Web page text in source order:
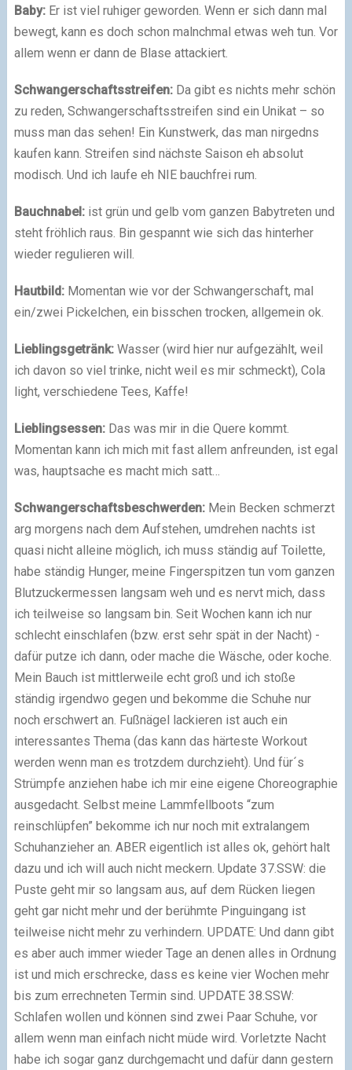
Baby:Er ist viel ruhiger geworden. Wenn er sich dann mal
bewegt, kann es doch schon malnchmal etwas weh tun. Vor
allem wenn er dann de Blase attackiert.
Schwangerschaftsstreifen:Da gibt es nichts mehr schön
zu reden, Schwangerschaftsstreifen sind ein Unikat – so
muss man das sehen! Ein Kunstwerk, das man nirgedns
kaufen kann. Streifen sind nächste Saison eh absolut
modisch. Und ich laufe eh NIE bauchfrei rum.
Bauchnabel:ist grün und gelb vom ganzen Babytreten und
steht fröhlich raus. Bin gespannt wie sich das hinterher
wieder regulieren will.
Hautbild:Momentan wie vor der Schwangerschaft, mal
ein/zwei Pickelchen, ein bisschen trocken, allgemein ok.
Lieblingsgetränk:Wasser (wird hier nur aufgezählt, weil
ich davon so viel trinke, nicht weil es mir schmeckt), Cola
light, verschiedene Tees, Kaffe!
Lieblingsessen:Das was mir in die Quere kommt.
Momentan kann ich mich mit fast allem anfreunden, ist egal
was, hauptsache es macht mich satt…
Schwangerschaftsbeschwerden:Mein Becken schmerzt
arg morgens nach dem Aufstehen, umdrehen nachts ist
quasi nicht alleine möglich, ich muss ständig auf Toilette,
habe ständig Hunger, meine Fingerspitzen tun vom ganzen
Blutzuckermessen langsam weh und es nervt mich, dass
ich teilweise so langsam bin. Seit Wochen kann ich nur
schlecht einschlafen (bzw. erst sehr spät in der Nacht) -
dafür putze ich dann, oder mache die Wäsche, oder koche.
Mein Bauch ist mittlerweile echt groß und ich stoße
ständig irgendwo gegen und bekomme die Schuhe nur
noch erschwert an. Fußnägel lackieren ist auch ein
interessantes Thema (das kann das härteste Workout
werden wenn man es trotzdem durchzieht). Und für´s
Strümpfe anziehen habe ich mir eine eigene Choreographie
ausgedacht. Selbst meine Lammfellboots “zum
reinschlüpfen” bekomme ich nur noch mit extralangem
Schuhanzieher an. ABER eigentlich ist alles ok, gehört halt
dazu und ich will auch nicht meckern. Update 37.SSW: die
Puste geht mir so langsam aus, auf dem Rücken liegen
geht gar nicht mehr und der berühmte Pinguingang ist
teilweise nicht mehr zu verhindern. UPDATE: Und dann gibt
es aber auch immer wieder Tage an denen alles in Ordnung
ist und mich erschrecke, dass es keine vier Wochen mehr
bis zum errechneten Termin sind. UPDATE 38.SSW:
Schlafen wollen und können sind zwei Paar Schuhe, vor
allem wenn man einfach nicht müde wird. Vorletzte Nacht
habe ich sogar ganz durchgemacht und dafür dann gestern